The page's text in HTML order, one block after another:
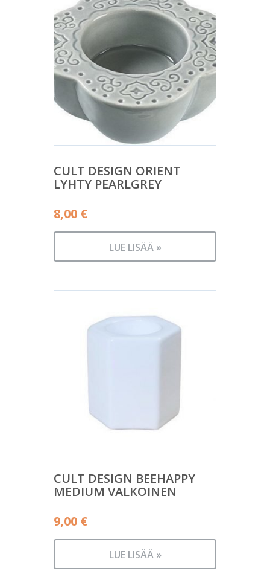
CULT DESIGN ORIENT
LYHTY PEARLGREY
8,00 €
LUE LISÄÄ »
CULT DESIGN BEEHAPPY
MEDIUM VALKOINEN
9,00 €
LUE LISÄÄ »